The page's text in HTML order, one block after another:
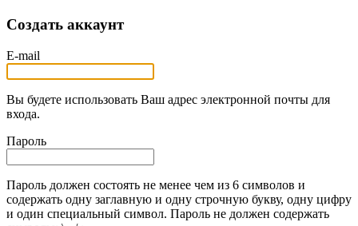
Создать аккаунт
E-mail
Вы будете использовать Ваш адрес электронной почты для
входа.
Пароль
Пароль должен состоять не менее чем из 6 символов и
содержать одну заглавную и одну строчную букву, одну цифру
и один специальный символ. Пароль не должен содержать